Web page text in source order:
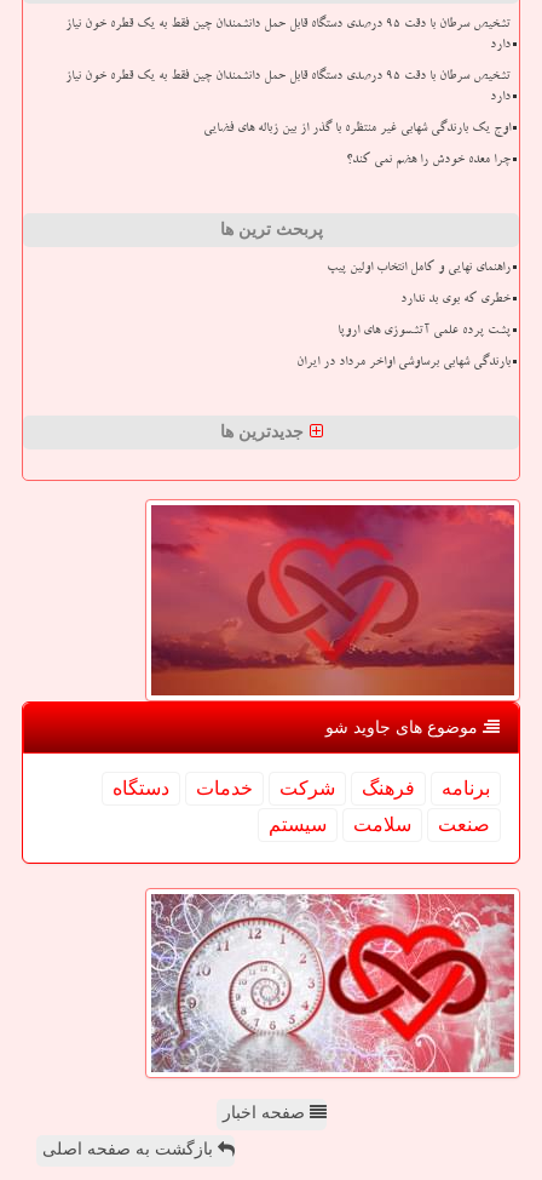
تشخیص سرطان با دقت ۹۵ درصدی دستگاه قابل حمل دانشمندان چین فقط به یک قطره خون نیاز
دارد
تشخیص سرطان با دقت ۹۵ درصدی دستگاه قابل حمل دانشمندان چین فقط به یک قطره خون نیاز
دارد
اوج یک بارندگی شهابی غیر منتظره با گذر از بین زباله های فضایی
چرا معده خودش را هضم نمی کند؟
پربحث ترین ها
راهنمای نهایی و کامل انتخاب اولین پیپ
خطری که بوی بد ندارد
پشت پرده علمی آتشسوزی های اروپا
بارندگی شهابی برساوشی اواخر مرداد در ایران
جدیدترین ها
موضوع های جاوید شو
برنامه فرهنگ شركت خدمات
دستگاه
صنعت
سلامت سیستم
صفحه اخبار
بازگشت به صفحه اصلی